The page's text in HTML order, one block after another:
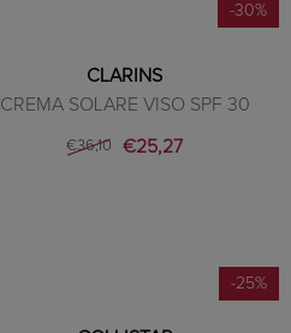
-30%
CLARINS
CREMA SOLARE VISO SPF 30
€36,10 €25,27
-25%